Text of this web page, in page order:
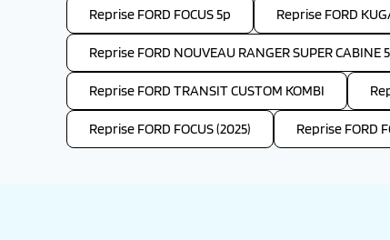
Reprise FORD FOCUS 5p Reprise FORD
Reprise FORD NOUVEAU RANGER SUPER CABINE
Reprise FORD TRANSIT CUSTOM KOMBI
Reprise FORD FOCUS (2025) Reprise FORD